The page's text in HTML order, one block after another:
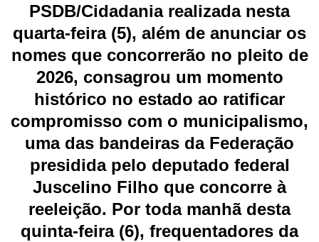
PSDB/Cidadania realizada nesta
quarta-feira (5), além de anunciar os
nomes que concorrerão no pleito de
2026, consagrou um momento
histórico no estado ao ratificar
compromisso com o municipalismo,
uma das bandeiras da Federação
presidida pelo deputado federal
Juscelino Filho que concorre à
reeleição. Por toda manhã desta
quinta-feira (6), frequentadores da